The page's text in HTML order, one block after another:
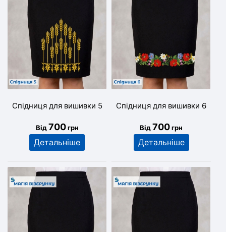
Спідниця для вишивки 5
Від700грн
Детальніше
Спідниця для вишивки 6
Від700грн
Детальніше